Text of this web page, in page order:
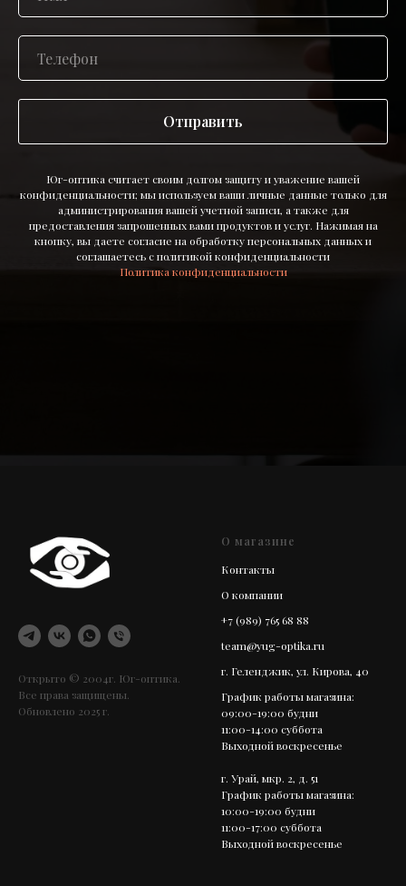
Отправить
Юг-оптика считает своим долгом защиту и уважение вашей
конфиденциальности; мы используем ваши личные данные только для
администрирования вашей учетной записи, а также для
предоставления запрошенных вами продуктов и услуг. Нажимая на
кнопку, вы даете согласие на обработку персональных данных и
соглашаетесь c политикой конфиденциальности
Политика конфиденциальности
Открыто © 2004г. Юг-оптика.
Все права защищены.
Обновлено 2025 г.
О магазине
Контакты
О компании
+7 (989) 765 68 88
team@yug-optika.ru
г. Геленджик, ул. Кирова, 40
График работы магазина:
09:00-19:00 будни
11:00-14:00 суббота
Выходной воскресенье
г. Урай, мкр. 2, д. 51
График работы магазина:
10:00-19:00 будни
11:00-17:00 суббота
Выходной воскресенье